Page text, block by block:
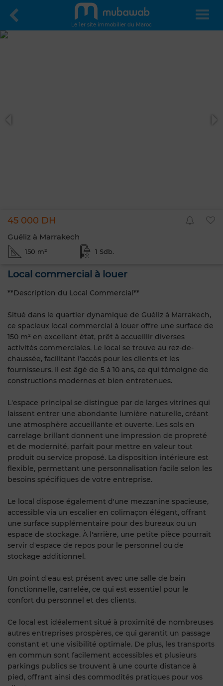
Le 1er site immobilier du Maroc
45 000 DH
Guéliz à Marrakech
150 m² 1 Sdb.
Local commercial à louer
**Description du Local Commercial**
Situé dans le quartier dynamique de Guéliz à Marrakech,
ce spacieux local commercial à louer offre une surface de
150 m² en excellent état, prêt à accueillir diverses
activités commerciales. Le local se trouve au rez-de-
chaussée, facilitant l'accès pour les clients et les
fournisseurs. Il est âgé de 5 à 10 ans, ce qui témoigne de
constructions modernes et bien entretenues.
L'espace principal se distingue par de larges vitrines qui
laissent entrer une abondante lumière naturelle, créant
une atmosphère accueillante et ouverte. Les sols en
carrelage brillant donnent une impression de propreté
et de modernité, parfait pour mettre en valeur tout
produit ou service proposé. La disposition intérieure est
flexible, permettant une personnalisation facile selon les
besoins spécifiques de votre entreprise.
Le local dispose également d'une mezzanine spacieuse,
accessible via un escalier en colimaçon élégant, offrant
une surface supplémentaire pour des bureaux ou un
espace de stockage. À l'arrière, une petite pièce pourrait
servir d'espace de repos pour le personnel ou de
stockage additionnel.
Un point d'eau est présent avec une salle de bain
fonctionnelle, carrelée, ce qui est essentiel pour le
confort du personnel et des clients.
Ce local est idéalement situé à proximité de nombreuses
autres entreprises prospères, ce qui garantit un passage
constant et une visibilité optimale. De plus, les transports
en commun sont facilement accessibles et plusieurs
parkings publics se trouvent à une courte distance à
pied, offrant ainsi des commodités pratiques pour vos